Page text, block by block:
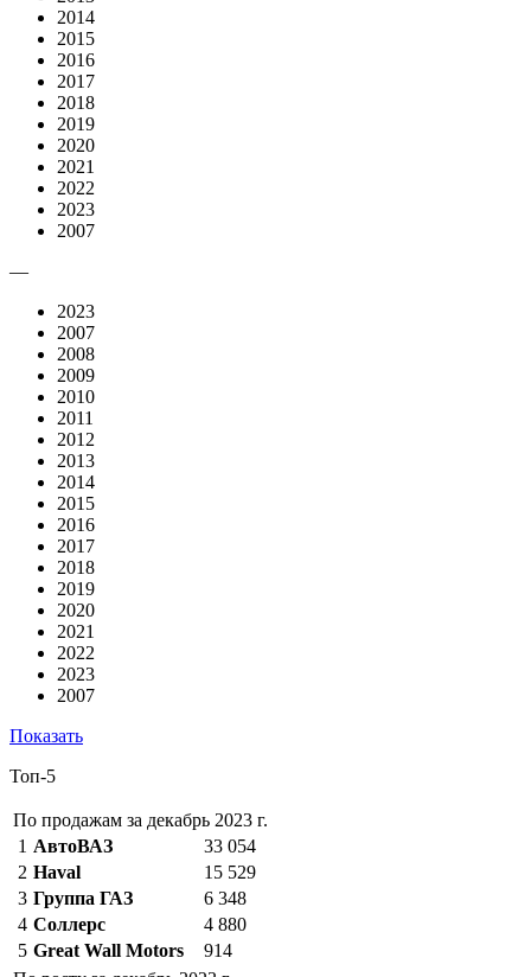
2014
2015
2016
2017
2018
2019
2020
2021
2022
2023
2007
—
2023
2007
2008
2009
2010
2011
2012
2013
2014
2015
2016
2017
2018
2019
2020
2021
2022
2023
2007
Показать
Топ-5
По продажам за декабрь 2023 г.
1 АвтоВАЗ
33 054
2 Haval
15 529
3 Группа ГАЗ
6 348
4 Соллерс
4 880
5 Great Wall Motors
914